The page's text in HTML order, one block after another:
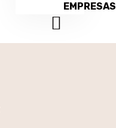
EMPRESAS